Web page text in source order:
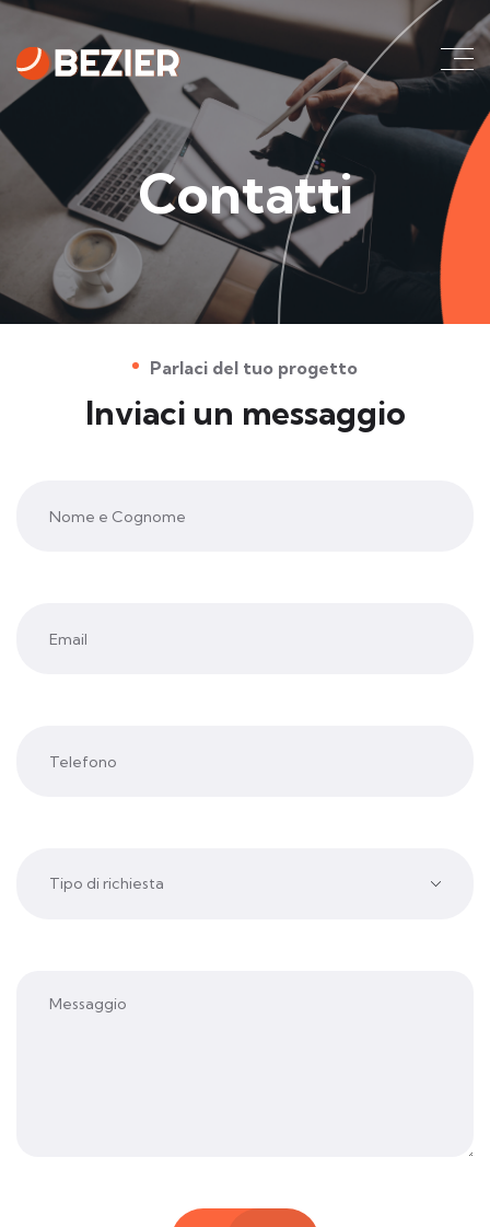
Contatti
Parlaci del tuo progetto
Inviaci un messaggio